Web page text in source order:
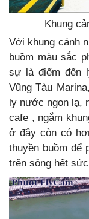
Khung
Với khung cảnh
buồm màu sắc
sự là điểm đến
Vũng Tàu
ly nước ngon lạ,
cafe , ngắm
ở đây còn có
thuyền buồm để
trên sông hết